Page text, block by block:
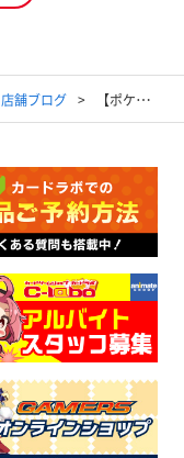
店舗ブログ 【ポケカ】ゆるふわデッキ紹介シリーズ！～三神ザシアン編～【デッキ紹介/販売情報】